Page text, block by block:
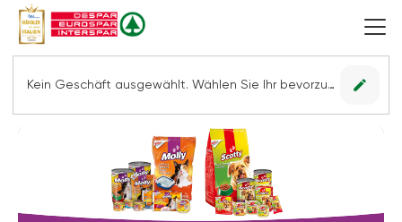
Kein Geschäft ausgewählt. Wählen Sie Ihr bevorzugtes Geschäft, um alle Angebote sehen zu können. edit